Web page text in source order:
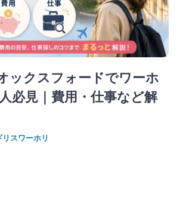
ックスフォードでワーホ
必見｜費用・仕事など解
リスワーホリ